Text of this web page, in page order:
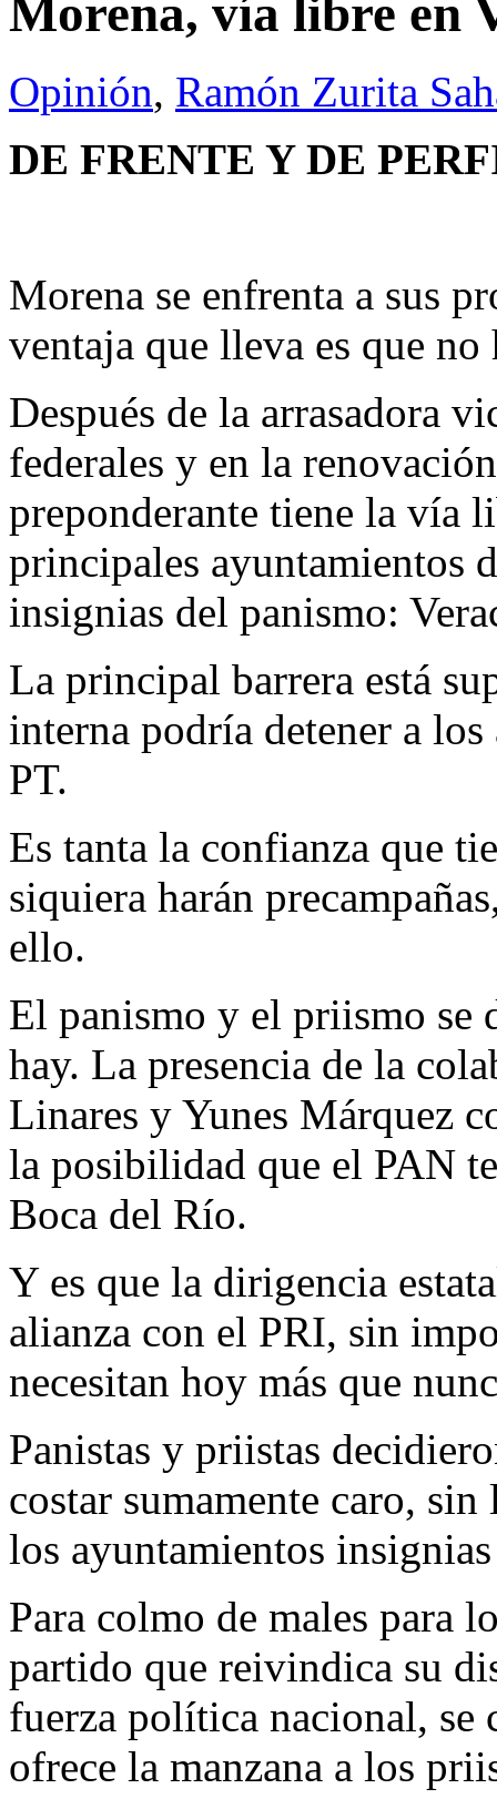
Morena, vía libre en
Opinión, Ramón Zurita
DE FRENTE Y DE
Morena se enfrenta a sus
ventaja que lleva es que
Después de la arrasadora
federales y en la
preponderante tiene la vía
principales ayuntamientos
insignias del panismo:
La principal barrera está
interna podría detener a
PT.
Es tanta la confianza que
siquiera harán
ello.
El panismo y el priismo se
hay. La presencia de la
Linares y Yunes Márquez
la posibilidad que el PAN
Boca del Río.
Y es que la dirigencia
alianza con el PRI, sin
necesitan hoy más que
Panistas y priistas
costar sumamente caro,
los ayuntamientos
Para colmo de males para
partido que reivindica su
fuerza política nacional, se
ofrece la manzana a los